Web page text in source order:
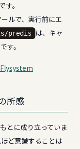
す。
ルで、実行前にエ
predis
は、キャ
す。
所感
とに成り立っていま
ど意識することは